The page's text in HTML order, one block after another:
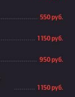
550 руб.
1 150 руб.
950 руб.
1 150 руб.